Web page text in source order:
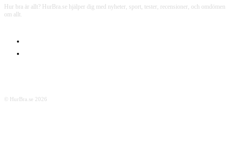
Hur bra är allt? HurBra.se hjälper dig med nyheter, sport, tester, recensioner, och omdömen
om allt.
© HurBra.se 2026